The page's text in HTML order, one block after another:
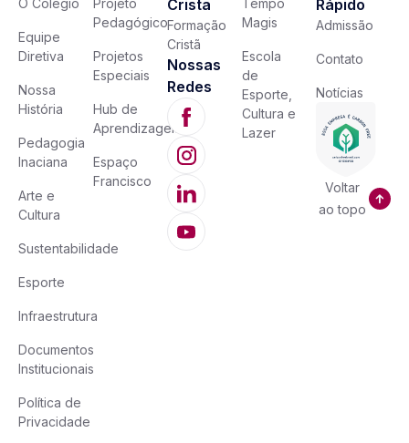
O Colégio
Equipe
Diretiva
Nossa
História
Pedagogia
Inaciana
Arte e
Cultura
Sustentabilidade
Esporte
Infraestrutura
Documentos
Institucionais
Política de
Privacidade
Projeto
Pedagógico
Projetos
Especiais
Hub de
Aprendizagem
Espaço
Francisco
Cristã
Formação
Cristã
Nossas
Redes
Tempo
Magis
Escola
de
Esporte,
Cultura e
Lazer
Rápido
Admissão
Contato
Notícias
Voltar
ao topo